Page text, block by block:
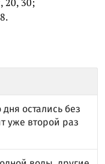
остались без
уже второй раз